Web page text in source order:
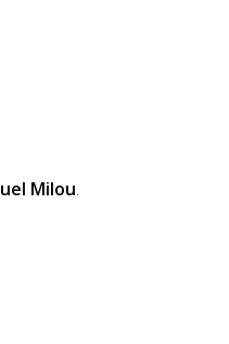
uel Milou.